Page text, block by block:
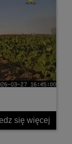
się więcej